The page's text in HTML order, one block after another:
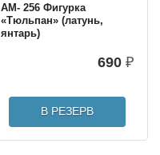
AM- 256 Фигурка
«Тюльпан» (латунь,
янтарь)
690 ₽
В РЕЗЕРВ